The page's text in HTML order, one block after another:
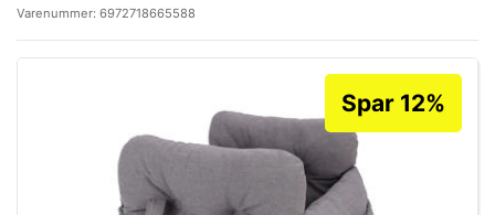
Varenummer: 6972718665588
Spar 12%